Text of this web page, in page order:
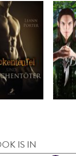
IS IN